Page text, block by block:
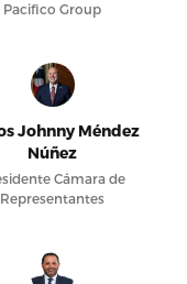
Pacifico Group
Johnny Méndez
Núñez
Cámara de
Representantes